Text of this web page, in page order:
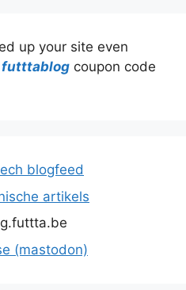
up your site even
futttablog coupon code
blogfeed
artikels
(mastodon)